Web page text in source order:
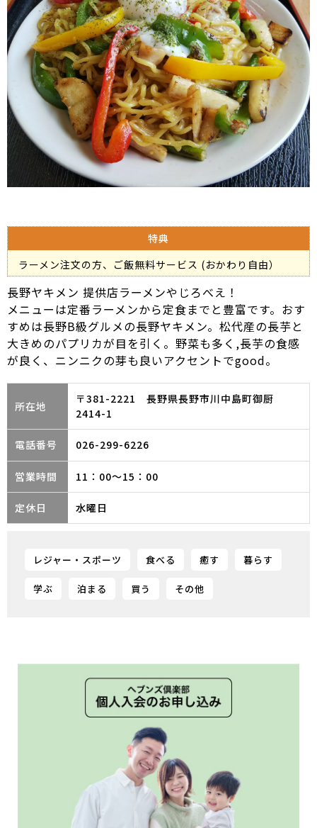
特典
ラーメン注文の方、ご飯無料サービス (おかわり自由）
長野ヤキメン 提供店ラーメンやじろべえ！
メニューは定番ラーメンから定食までと豊富です。おす
すめは長野B級グルメの長野ヤキメン。松代産の長芋と
大きめのパプリカが目を引く。野菜も多く,長芋の食感
が良く、ニンニクの芽も良いアクセントでgood。
所在地
〒381-2221 長野県長野市川中島町御厨
2414-1
電話番号 026-299-6226
営業時間 11：00～15：00
定休日 水曜日
レジャー・スポーツ 食べる 癒す 暮らす
学ぶ 泊まる 買う その他